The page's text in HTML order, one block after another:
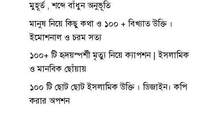
মুহূর্ত , শব্দে বাঁধুন অনুভূতি
মানুষ নিয়ে কিছু কথা ও ১০০ + বিখ্যাত উক্তি ।
ইমোশনাল ও চরম সত্য
১০০+ টি হৃদয়স্পর্শী মৃত্যু নিয়ে ক্যাপশন | ইসলামিক
ও মানবিক ছোঁয়ায়
১০০ টি ছোট ছোট ইসলামিক উক্তি । ডিজাইন। কপি
করার অপশন